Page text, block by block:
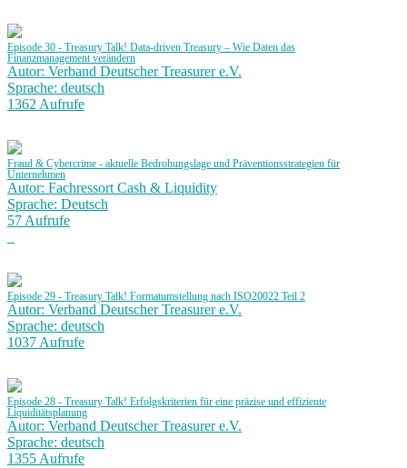
Episode 30 - Treasury Talk! Data-driven Treasury – Wie Daten das
Finanzmanagement verändern
Autor: Verband Deutscher Treasurer e.V.
Sprache: deutsch
1362 Aufrufe
Fraud & Cybercrime - aktuelle Bedrohungslage und Präventionsstrategien für
Unternehmen
Autor: Fachressort Cash & Liquidity
Sprache: Deutsch
57 Aufrufe
Episode 29 - Treasury Talk! Formatumstellung nach ISO20022 Teil 2
Autor: Verband Deutscher Treasurer e.V.
Sprache: deutsch
1037 Aufrufe
Episode 28 - Treasury Talk! Erfolgskriterien für eine präzise und effiziente
Liquiditätsplanung
Autor: Verband Deutscher Treasurer e.V.
Sprache: deutsch
1355 Aufrufe